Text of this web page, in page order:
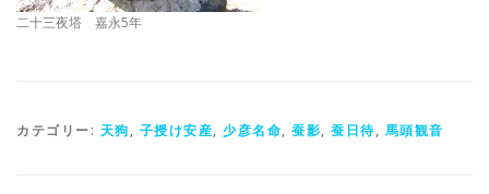
二十三夜塔 嘉永5年
カテゴリー: 天狗, 子授け安産, 少彦名命, 蚕影, 蚕日待, 馬頭観音